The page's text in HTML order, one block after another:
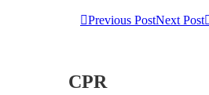
Previous PostNext Post
CPR